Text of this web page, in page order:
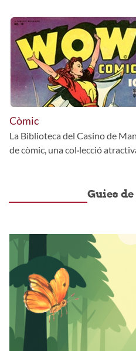
Còmic
La Biblioteca del Casino de
de còmic, una col·lecció
Guies